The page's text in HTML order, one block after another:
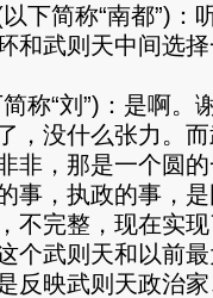
简称“南都”)：
和武则天中间选
“刘”)：是啊。
，没什么张力。
非，那是一个圆
事，执政的事，
不完整，现在实
武则天和以前最
映武则天政治家